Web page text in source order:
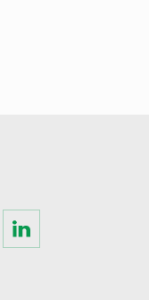
Visit
on
LinkedIn